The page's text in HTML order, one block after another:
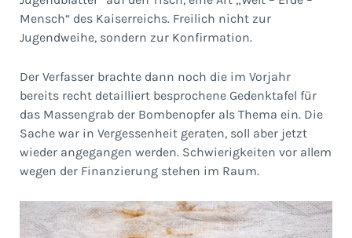
Mensch“ des Kaiserreichs. Freilich nicht zur
Jugendweihe, sondern zur Konfirmation.
Der Verfasser brachte dann noch die im Vorjahr
bereits recht detailliert besprochene Gedenktafel für
das Massengrab der Bombenopfer als Thema ein. Die
Sache war in Vergessenheit geraten, soll aber jetzt
wieder angegangen werden. Schwierigkeiten vor allem
wegen der Finanzierung stehen im Raum.